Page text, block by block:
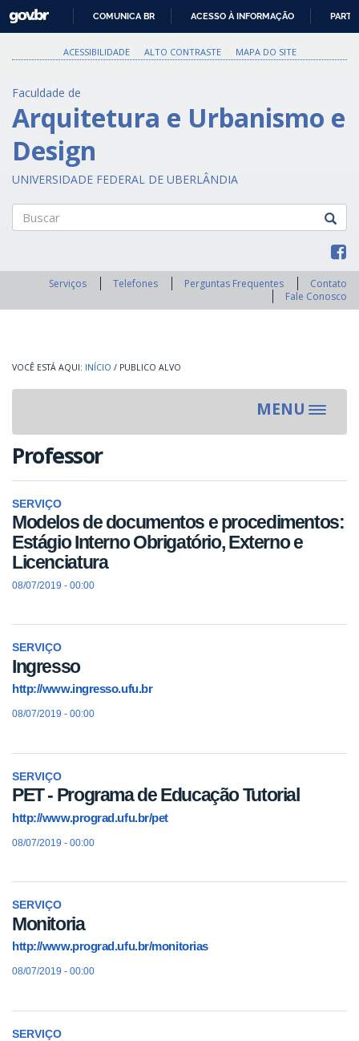
PARA
O
GOVBR
COMUNICA BR ACESSO À INFORMAÇÃO
ACESSIBILIDADE ALTO CONTRASTE MAPA DO SITE
Faculdade de
Arquitetura e Urbanismo e
Design
UNIVERSIDADE FEDERAL DE UBERLÂNDIA
Serviços Telefones Perguntas Frequentes
Contato
Fale Conosco
INÍCIO / PUBLICO ALVO
MENU
Toggle
Professor
SERVIÇO
Modelos de documentos e procedimentos:
Estágio Interno Obrigatório, Externo e
Licenciatura
08/07/2019 - 00:00
SERVIÇO
Ingresso
http://www.ingresso.ufu.br
08/07/2019 - 00:00
SERVIÇO
PET - Programa de Educação Tutorial
http://www.prograd.ufu.br/pet
08/07/2019 - 00:00
SERVIÇO
Monitoria
http://www.prograd.ufu.br/monitorias
08/07/2019 - 00:00
SERVIÇO